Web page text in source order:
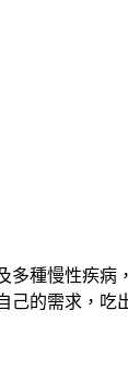
多種慢性疾病
的需求，吃